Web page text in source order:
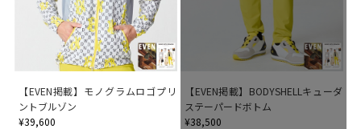
【EVEN掲載】モノグラムロゴプリ
ントブルゾン
¥39,600
【EVEN掲載】BODYSHELLキューダ
ステーパードボトム
¥38,500